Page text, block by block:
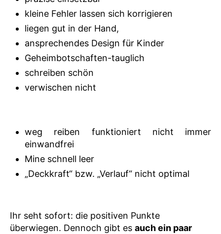
kleine Fehler lassen sich korrigieren
liegen gut in der Hand,
ansprechendes Design für Kinder
Geheimbotschaften-tauglich
schreiben schön
verwischen nicht
weg reiben funktioniert nicht immer
einwandfrei
Mine schnell leer
„Deckkraft“ bzw. „Verlauf“ nicht optimal
Ihr seht sofort: die positiven Punkte
überwiegen. Dennoch gibt es auch ein paar